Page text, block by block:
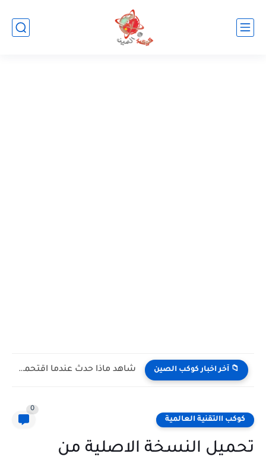
📁 آخر اخبار كوكب الصين شاهد كيف يتغلب النمس على الكوبرا في مواجهة تعتمد على...
كوكب االتقنية العالمية
0
تحميل النسخة الاصلية من